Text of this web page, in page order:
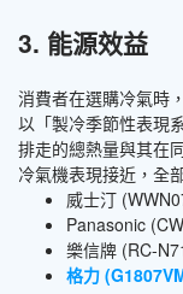
3. 能源效益
消費者在選購冷氣時
以「製冷季節性表現
排走的總熱量與其在
冷氣機表現接近，全
威士汀
Panasonic
樂信牌 (RC-
格力